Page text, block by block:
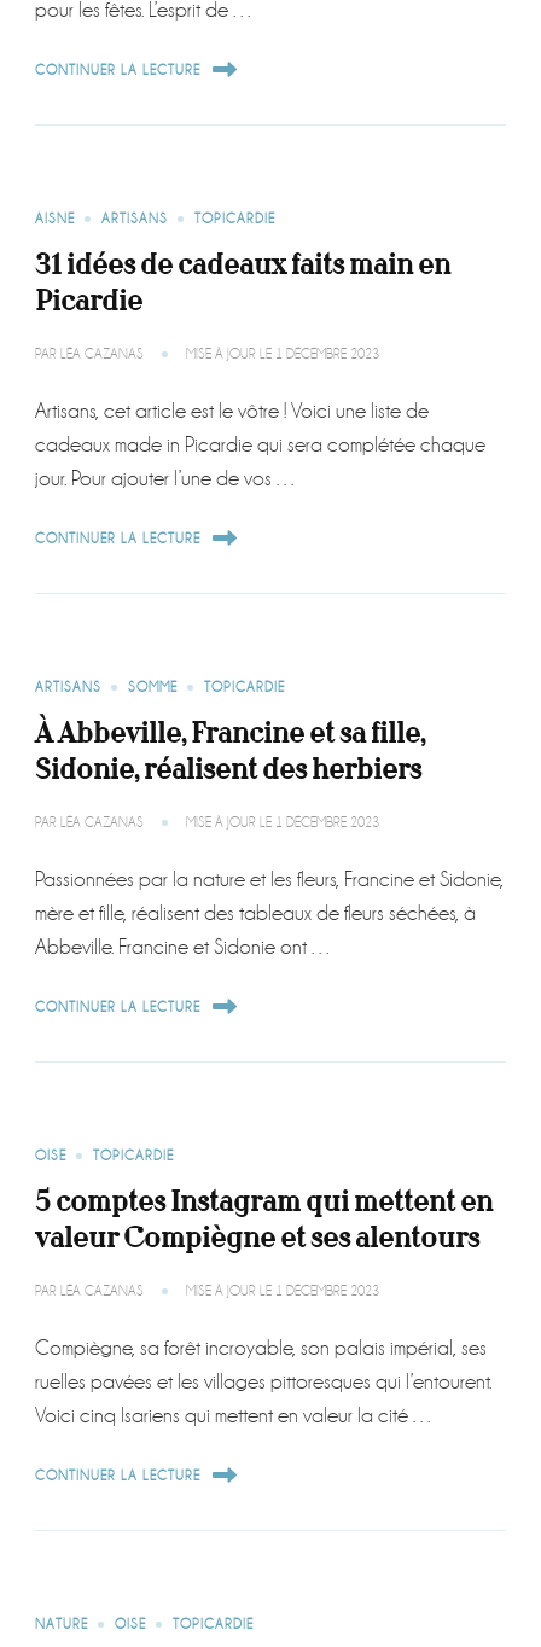
pour les fêtes. L’esprit de …
CONTINUER LA LECTURE
AISNE ARTISANS TOPICARDIE
31 idées de cadeaux faits main en
Picardie
PAR LÉA CAZANAS MISE À JOUR LE 1 DÉCEMBRE 2023
Artisans, cet article est le vôtre ! Voici une liste de
cadeaux made in Picardie qui sera complétée chaque
jour. Pour ajouter l’une de vos …
CONTINUER LA LECTURE
ARTISANS SOMME TOPICARDIE
À Abbeville, Francine et sa fille,
Sidonie, réalisent des herbiers
PAR LÉA CAZANAS MISE À JOUR LE 1 DÉCEMBRE 2023
Passionnées par la nature et les fleurs, Francine et Sidonie,
mère et fille, réalisent des tableaux de fleurs séchées, à
Abbeville. Francine et Sidonie ont …
CONTINUER LA LECTURE
OISE TOPICARDIE
5 comptes Instagram qui mettent en
valeur Compiègne et ses alentours
PAR LÉA CAZANAS MISE À JOUR LE 1 DÉCEMBRE 2023
Compiègne, sa forêt incroyable, son palais impérial, ses
ruelles pavées et les villages pittoresques qui l’entourent.
Voici cinq Isariens qui mettent en valeur la cité …
CONTINUER LA LECTURE
NATURE OISE TOPICARDIE